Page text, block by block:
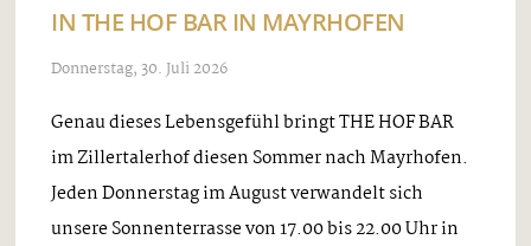
IN THE HOF BAR IN MAYRHOFEN
Donnerstag, 30. Juli 2026
Genau dieses Lebensgefühl bringt THE HOF BAR
im Zillertalerhof diesen Sommer nach Mayrhofen.
Jeden Donnerstag im August verwandelt sich
unsere Sonnenterrasse von 17.00 bis 22.00 Uhr in